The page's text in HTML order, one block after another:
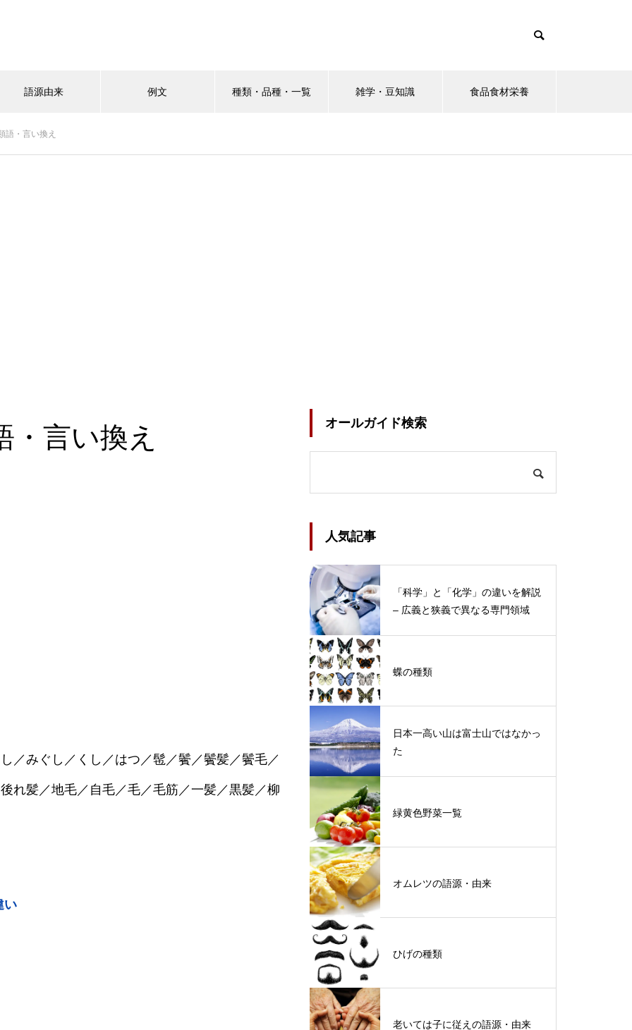
語源由来 例文 種類・品種・一覧 雑学・豆知識 食品食材栄養
語・言い換え
言い換え
／みぐし／くし／はつ／髢／鬢／鬢髪／鬢毛／
れ髪／地毛／自毛／毛／毛筋／一髪／黒髪／柳
い
オールガイド検索
人気記事
「科学」と「化学」の違いを解説
– 広義と狭義で異なる専門領域
蝶の種類
日本一高い山は富士山ではなかっ
た
緑黄色野菜一覧
オムレツの語源・由来
ひげの種類
老いては子に従えの語源・由来